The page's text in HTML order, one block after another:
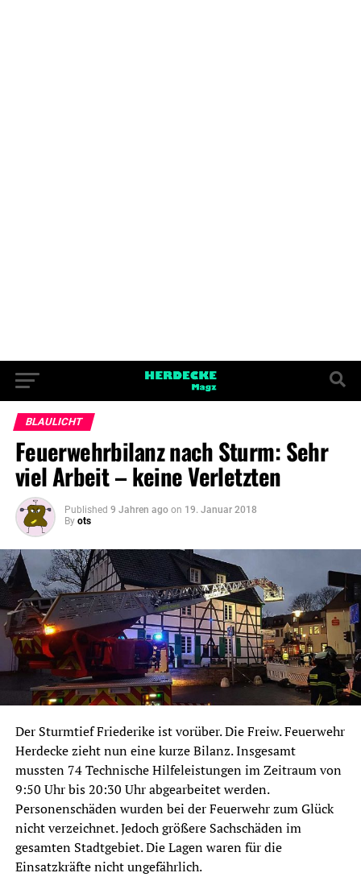
BLAULICHT
Feuerwehrbilanz nach Sturm: Sehr
viel Arbeit – keine Verletzten
Published 9 Jahren ago on 19. Januar 2018
By ots
Der Sturmtief Friederike ist vorüber. Die Freiw. Feuerwehr
Herdecke zieht nun eine kurze Bilanz. Insgesamt
mussten 74 Technische Hilfeleistungen im Zeitraum von
9:50 Uhr bis 20:30 Uhr abgearbeitet werden.
Personenschäden wurden bei der Feuerwehr zum Glück
nicht verzeichnet. Jedoch größere Sachschäden im
gesamten Stadtgebiet. Die Lagen waren für die
Einsatzkräfte nicht ungefährlich.